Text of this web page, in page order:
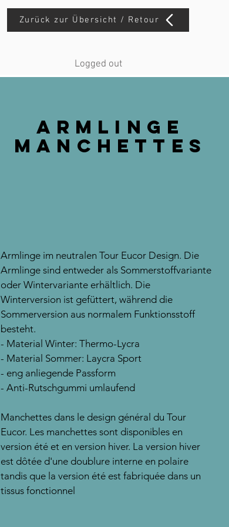
Armlinge
Manchettes
Armlinge im neutralen Tour Eucor Design. Die
Armlinge sind entweder als Sommerstoffvariante
oder Wintervariante erhältlich. Die
Winterversion ist gefüttert, während die
Sommerversion aus normalem Funktionsstoff
besteht.
- Material Winter: Thermo-Lycra
- Material Sommer: Laycra Sport
- eng anliegende Passform
- Anti-Rutschgummi umlaufend
Manchettes dans le design général du Tour
Eucor. Les manchettes sont disponibles en
version été et en version hiver. La version hiver
est dôtée d'une doublure interne en polaire
tandis que la version été est fabriquée dans un
tissus fonctionnel
Zurück zur Übersicht / Retour
Logged out